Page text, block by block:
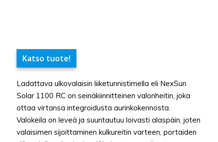
Katso tuote!
Ladattava ulkovalaisin liiketunnistimella eli NexSun
Solar 1100 RC on seinäkiinnitteinen valonheitin, joka
ottaa virtansa integroidusta aurinkokennosta.
Valokeila on leveä ja suuntautuu loivasti alaspäin, joten
valaisimen sijoittaminen kulkureitin varteen, portaiden